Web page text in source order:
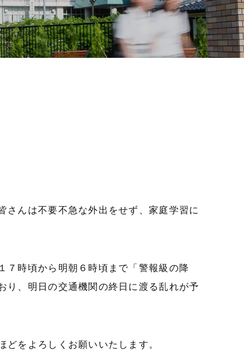
さんは不要不急な外出をせず、家庭学習に
７時頃から明朝６時頃まで「警報級の降
り、明日の交通機関の終日に渡る乱れが予
をよろしくお願いいたします。